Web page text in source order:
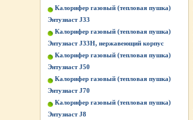
Калорифер газовый (тепловая пушка)
Энтузиаст J33
Калорифер газовый (тепловая пушка)
Энтузиаст J33Н, нержавеющий корпус
Калорифер газовый (тепловая пушка)
Энтузиаст J50
Калорифер газовый (тепловая пушка)
Энтузиаст J70
Калорифер газовый (тепловая пушка)
Энтузиаст J8